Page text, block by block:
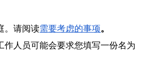
。请阅读需要考虑的事项。
人员可能会要求您填写一份名为